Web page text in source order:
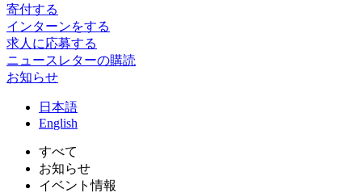
寄付する
インターンをする
求人に応募する
ニュースレターの購読
お知らせ
日 本語
English
すべて
お知らせ
イベント情報